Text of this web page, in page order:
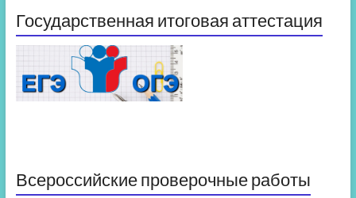
Государственная итоговая аттестация
Всероссийские проверочные работы